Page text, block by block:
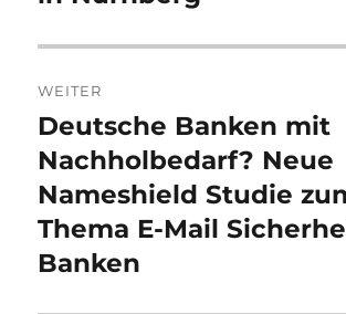
WEITER
Nächster
Beitrag:
Deutsche Banken mit
Nachholbedarf? Neue
Nameshield Studie
Thema E-Mail
Banken